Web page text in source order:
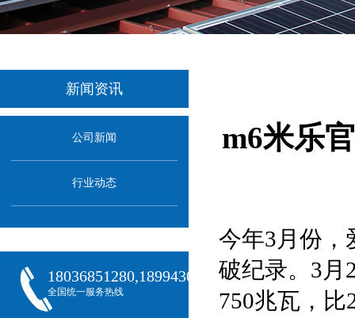
新闻资讯
公司新闻
行业动态
18036851280,18994301288,18068407382
全国统一服务热线
m6米乐
今年3月份，
破纪录。3月
750兆瓦，